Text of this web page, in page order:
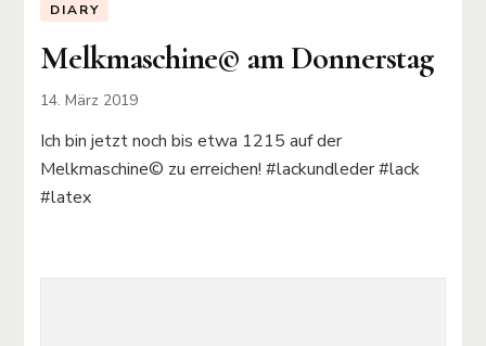
DIARY
Melkmaschine©️ am Donnerstag
14. März 2019
Ich bin jetzt noch bis etwa 1215 auf der
Melkmaschine©️ zu erreichen! #lackundleder #lack
#latex